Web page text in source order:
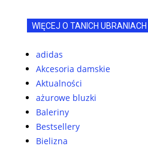
WIĘCEJ O TANICH UBRANIACH
adidas
Akcesoria damskie
Aktualności
ażurowe bluzki
Baleriny
Bestsellery
Bielizna